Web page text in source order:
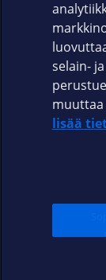
selain-
muuttaa
lisää